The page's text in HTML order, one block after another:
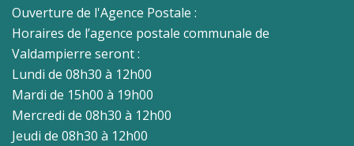
Ouverture de l'Agence Postale :
Horaires de l’agence postale communale de
Valdampierre seront :
Lundi de 08h30 à 12h00
Mardi de 15h00 à 19h00
Mercredi de 08h30 à 12h00
Jeudi de 08h30 à 12h00